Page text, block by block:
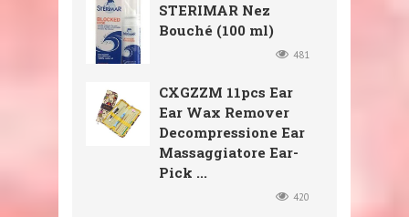
STERIMAR Nez
Bouché (100 ml)
481
CXGZZM 11pcs Ear
Ear Wax Remover
Decompressione Ear
Massaggiatore Ear-
Pick ...
420